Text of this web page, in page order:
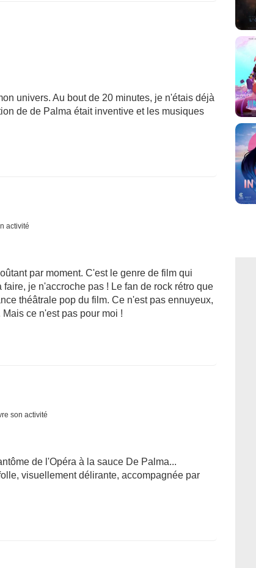
univers. Au bout de 20 minutes, je n'étais déjà
de de Palma était inventive et les musiques
activité
par moment. C'est le genre de film qui
je n'accroche pas ! Le fan de rock rétro que
théâtrale pop du film. Ce n'est pas ennuyeux,
ce n'est pas pour moi !
son activité
de l'Opéra à la sauce De Palma...
visuellement délirante, accompagnée par